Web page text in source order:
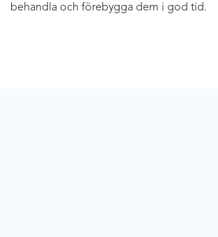
behandla och förebygga dem i god tid.